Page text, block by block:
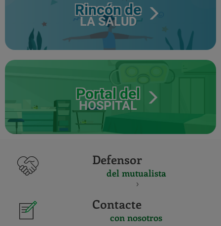
Rincón de
LA SALUD
Portal del
HOSPITAL
Defensor
del mutualista
Contacte
con nosotros